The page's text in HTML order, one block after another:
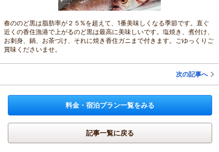
春ののど黒は脂肪率が２５%を超えて、1番美味しくなる季節です。直ぐ
近くの香住漁港で上がるのど黒は最高に美味しいです。塩焼き、煮付け、
お刺身、鍋、お茶づけ、それに焼き香住ガニまで付きます。ごゆっくりご
賞味くださいませ。
次の記事へ
料金・宿泊プラン一覧をみる
記事一覧に戻る